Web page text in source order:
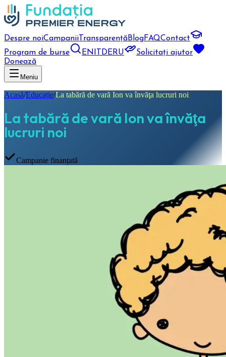
Despre noiCampanii TransparențăBlogFAQContact
Program de burse
EN DERU
Solicitați ajutor
Donează
Meniu
Acasă/Educație/La tabără de vară Ion va învăţa lucruri noi
La tabără de vară Ion va învăţa
lucruri noi
Campanie finanțată